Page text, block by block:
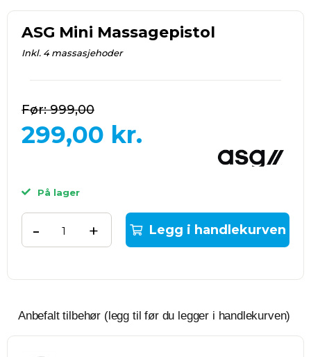
ASG Mini Massagepistol
Inkl. 4 massasjehoder
999,00
299,00 kr.
På lager
+
- Legg i handlekurven
Anbefalt tilbehør (legg til før du legger i handlekurven)